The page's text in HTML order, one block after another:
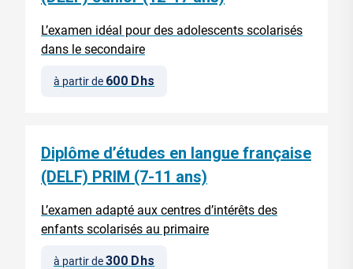
L’examen idéal pour des adolescents scolarisés
dans le secondaire
à partir de 600 Dhs
Diplôme d’études en langue française
(DELF) PRIM (7-11 ans)
L’examen adapté aux centres d’intérêts des
enfants scolarisés au primaire
à partir de300 Dhs